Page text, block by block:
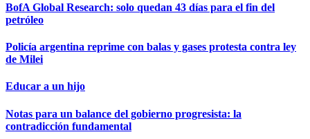
BofA Global Research: solo quedan 43 días para el fin del
petróleo
Policía argentina reprime con balas y gases protesta contra ley
de Milei
Educar a un hijo
Notas para un balance del gobierno progresista: la
contradicción fundamental